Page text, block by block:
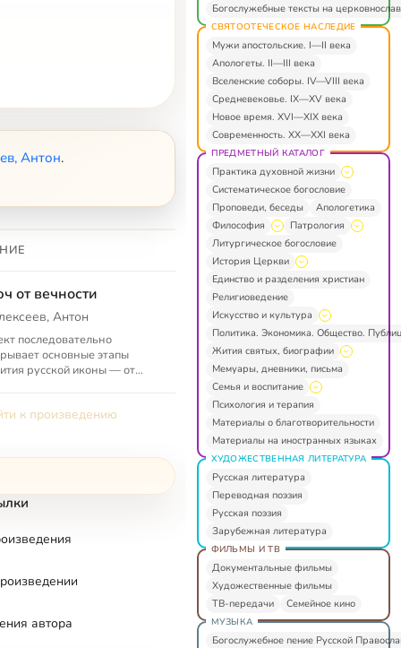
Антон.
от вечности
Антон
последовательно
основные этапы
русской иконы — от
...
к произведению
автора
Богослужебные тексты на
СВЯТООТЕЧЕСКОЕ НАСЛЕДИЕ
Мужи апостольские. I—II века
Апологеты. II—III века
Вселенские соборы. IV—VIII века
Средневековье. IX—XV века
Новое время. XVI—XIX века
Современность. XX—XXI века
ПРЕДМЕТНЫЙ КАТАЛОГ
Практика духовной жизни
Систематическое богословие
Проповеди, беседы
Апологетика
Философия
Патрология
Литургическое богословие
История Церкви
Единство и разделения христиан
Религиоведение
Искусство и культура
Политика. Экономика. Общество.
Жития святых, биографии
Мемуары, дневники, письма
Семья и воспитание
Психология и терапия
Материалы о благотворительности
Материалы на иностранных языках
ХУДОЖЕСТВЕННАЯ ЛИТЕРАТУРА
Русская литература
Переводная поэзия
Русская поэзия
Зарубежная литература
ФИЛЬМЫ И ТВ
Документальные фильмы
Художественные фильмы
ТВ-передачи
Семейное кино
МУЗЫКА
Богослужебное пение Русской